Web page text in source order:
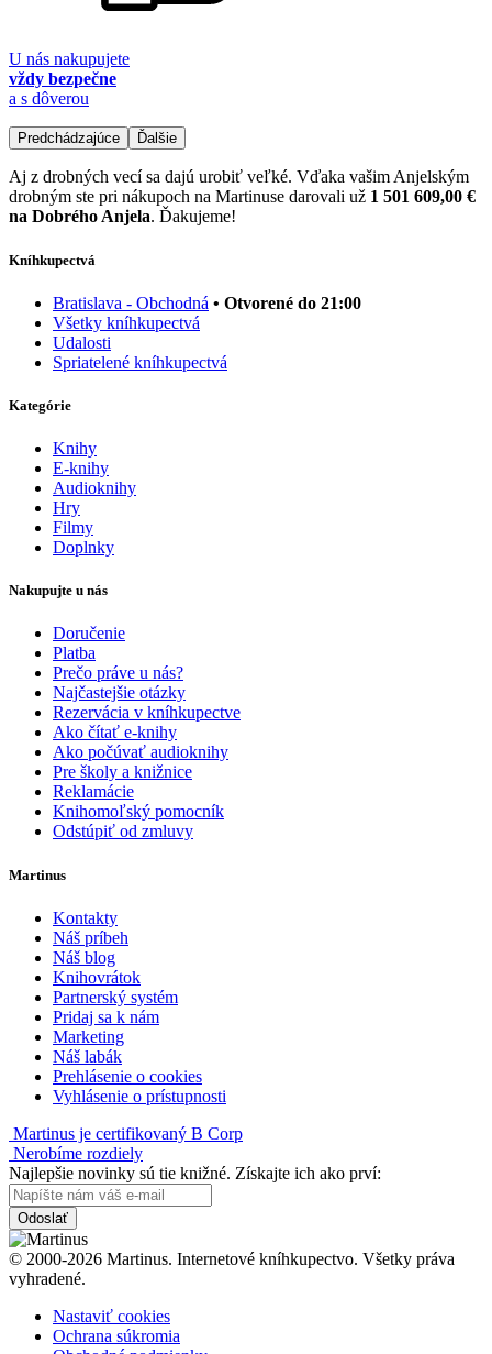
U nás nakupujete
vždy bezpečne
a s dôverou
Predchádzajúce Ďalšie
Aj z drobných vecí sa dajú urobiť veľké. Vďaka vašim Anjelským
drobným ste pri nákupoch na Martinuse darovali už 1 501 609,00 €
na Dobrého Anjela. Ďakujeme!
Kníhkupectvá
Bratislava - Obchodná • Otvorené do 21:00
Všetky kníhkupectvá
Udalosti
Spriatelené kníhkupectvá
Kategórie
Knihy
E-knihy
Audioknihy
Hry
Filmy
Doplnky
Nakupujte u nás
Doručenie
Platba
Prečo práve u nás?
Najčastejšie otázky
Rezervácia v kníhkupectve
Ako čítať e-knihy
Ako počúvať audioknihy
Pre školy a knižnice
Reklamácie
Knihomoľský pomocník
Odstúpiť od zmluvy
Martinus
Kontakty
Náš príbeh
Náš blog
Knihovrátok
Partnerský systém
Pridaj sa k nám
Marketing
Náš labák
Prehlásenie o cookies
Vyhlásenie o prístupnosti
Martinus je certifikovaný B Corp
Nerobíme rozdiely
Najlepšie novinky sú tie knižné. Získajte ich ako prví:
Odoslať
© 2000-2026 Martinus. Internetové kníhkupectvo. Všetky práva
vyhradené.
Nastaviť cookies
Ochrana súkromia